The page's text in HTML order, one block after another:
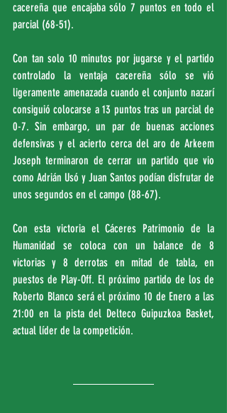
cacereña que encajaba sólo 7 puntos en todo el
parcial (68-51).
Con tan solo 10 minutos por jugarse y el partido
controlado la ventaja cacereña sólo se vió
ligeramente amenazada cuando el conjunto nazarí
consiguió colocarse a 13 puntos tras un parcial de
0-7. Sin embargo, un par de buenas acciones
defensivas y el acierto cerca del aro de Arkeem
Joseph terminaron de cerrar un partido que vio
como Adrián Usó y Juan Santos podían disfrutar de
unos segundos en el campo (88-67).
Con esta victoria el Cáceres Patrimonio de la
Humanidad se coloca con un balance de 8
victorias y 8 derrotas en mitad de tabla, en
puestos de Play-Off. El próximo partido de los de
Roberto Blanco será el próximo 10 de Enero a las
21:00 en la pista del Delteco Guipuzkoa Basket,
actual líder de la competición.